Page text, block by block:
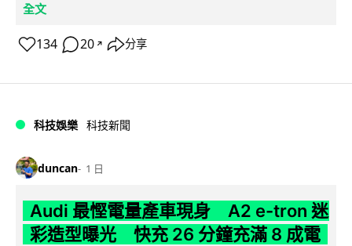
全文
134 20 ↗ 分享
科技娛樂 科技新聞
duncan 1 日
Audi 最慳電量產車現身 A2 e-tron 迷
彩造型曝光 快充 26 分鐘充滿 8 成電